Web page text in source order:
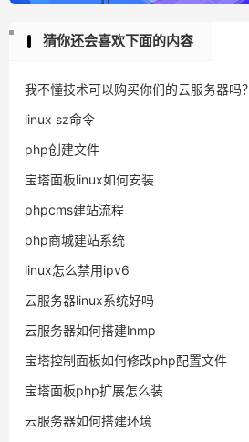
猜你还会喜欢下面的内容
我不懂技术可以购买你们的云服务器吗？
linux sz命令
php创建文件
宝塔面板linux如何安装
phpcms建站流程
php商城建站系统
linux怎么禁用ipv6
云服务器linux系统好吗
云服务器如何搭建lnmp
宝塔控制面板如何修改php配置文件
宝塔面板php扩展怎么装
云服务器如何搭建环境